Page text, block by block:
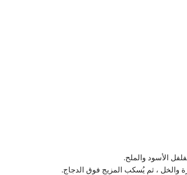
الأسود والملح.
والخل ، ثم يُسكب المزيج فوق الدجاج.